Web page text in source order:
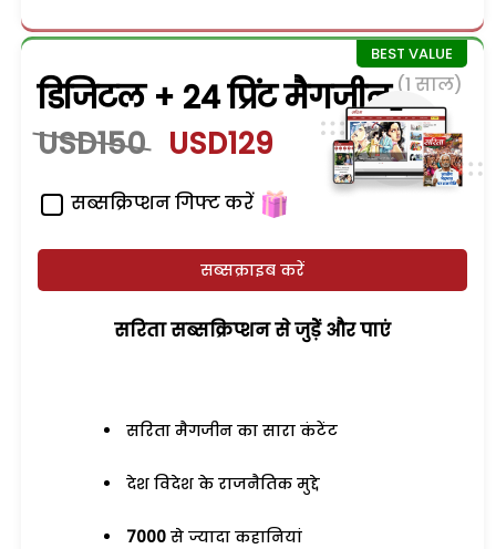
डिजिटल + 24 प्रिंट मैगजीन (1 साल)
USD150 USD129
सब्सक्रिप्शन गिफ्ट करें
सब्सक्राइब करें
सरिता सब्सक्रिप्शन से जुड़ेें और पाएं
सरिता मैगजीन का सारा कंटेंट
देश विदेश के राजनैतिक मुद्दे
7000 से ज्यादा कहानियां